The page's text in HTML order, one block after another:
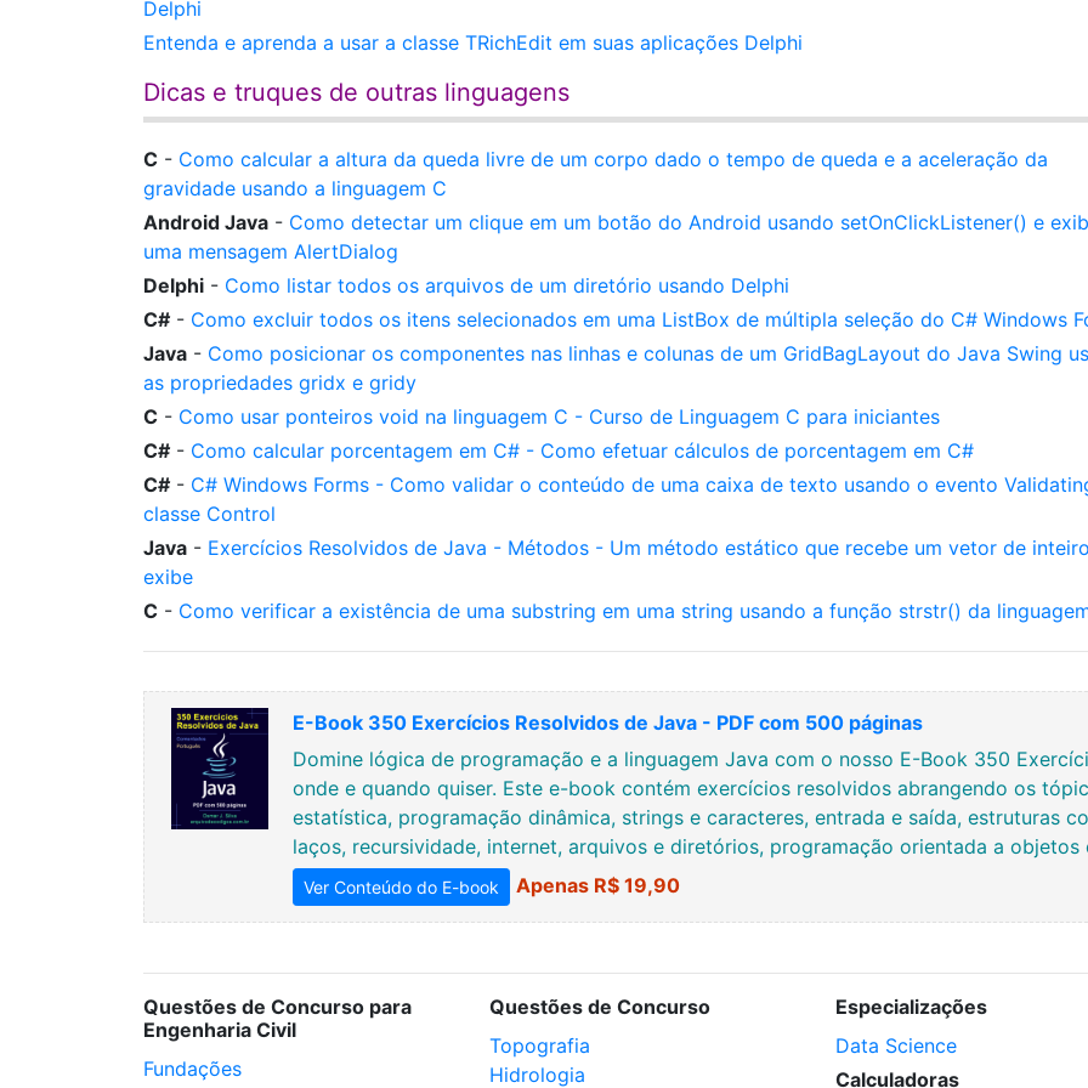
Delphi
Entenda e aprenda a usar a classe TRichEdit em suas aplicações Delphi
Dicas e truques de outras linguagens
C - Como calcular a altura da queda livre de um corpo dado o tempo de queda e a aceleração da
gravidade usando a linguagem C
Android Java - Como detectar um clique em um botão do Android usando setOnClickListener() e
uma mensagem AlertDialog
Delphi - Como listar todos os arquivos de um diretório usando Delphi
C# - Como excluir todos os itens selecionados em uma ListBox de múltipla seleção do C# Windows
Java - Como posicionar os componentes nas linhas e colunas de um GridBagLayout do Java Swing
as propriedades gridx e gridy
C - Como usar ponteiros void na linguagem C - Curso de Linguagem C para iniciantes
C# - Como calcular porcentagem em C# - Como efetuar cálculos de porcentagem em C#
C# - C# Windows Forms - Como validar o conteúdo de uma caixa de texto usando o evento
classe Control
Java - Exercícios Resolvidos de Java - Métodos - Um método estático que recebe um vetor de
exibe
C - Como verificar a existência de uma substring em uma string usando a função strstr() da
E-Book 350 Exercícios Resolvidos de Java - PDF com 500 páginas
Domine lógica de programação e a linguagem Java com o nosso E-Book 350
onde e quando quiser. Este e-book contém exercícios resolvidos abrangendo os
estatística, programação dinâmica, strings e caracteres, entrada e saída, estruturas
laços, recursividade, internet, arquivos e diretórios, programação orientada a objetos
Ver Conteúdo do E-book Apenas R$ 19,90
Questões de Concurso para
Engenharia Civil
Fundações
Questões de Concurso
Topografia
Hidrologia
Especializações
Data Science
Calculadoras